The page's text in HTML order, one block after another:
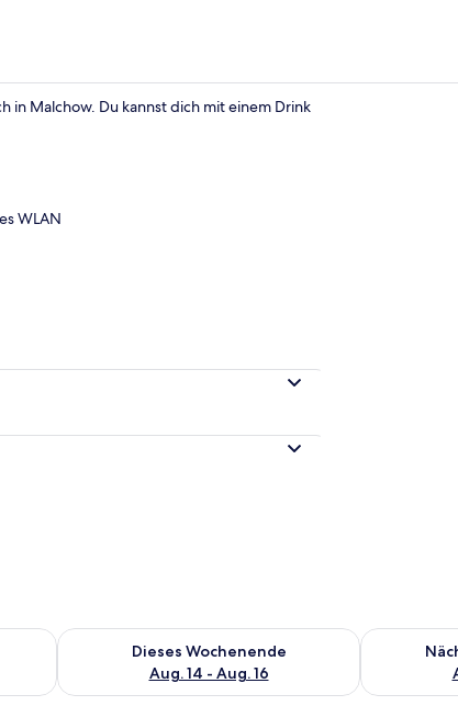
in Malchow. Du kannst dich mit einem Drink
WLAN
Aug. 9 - Aug. 10.
Dieses Wochenende
Aug. 14 - Aug. 16
Überprüfe die Verfügbarkeit für dieses Überprüfe
kostenloses WLAN